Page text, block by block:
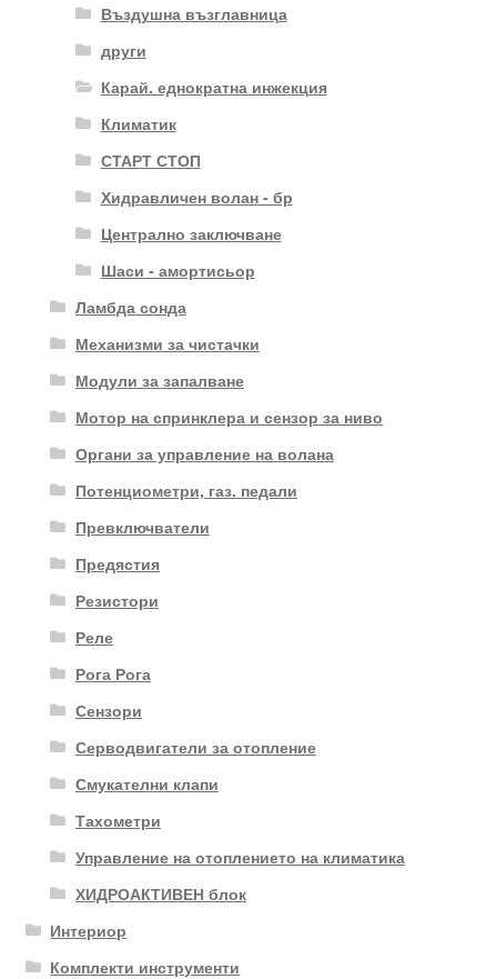
Въздушна възглавница
други
Карай. еднократна инжекция
Климатик
СТАРТ СТОП
Хидравличен волан - бр
Централно заключване
Шаси - амортисьор
Ламбда сонда
Механизми за чистачки
Модули за запалване
Мотор на спринклера и сензор за ниво
Органи за управление на волана
Потенциометри, газ. педали
Превключватели
Предястия
Резистори
Реле
Рога Рога
Сензори
Серводвигатели за отопление
Смукателни клапи
Тахометри
Управление на отоплението на климатика
ХИДРОАКТИВЕН блок
Интериор
Комплекти инструменти